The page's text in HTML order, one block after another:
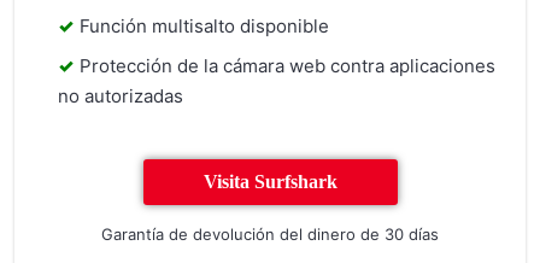
Función multisalto disponible
Protección de la cámara web contra aplicaciones
no autorizadas
Visita Surfshark
Garantía de devolución del dinero de 30 días